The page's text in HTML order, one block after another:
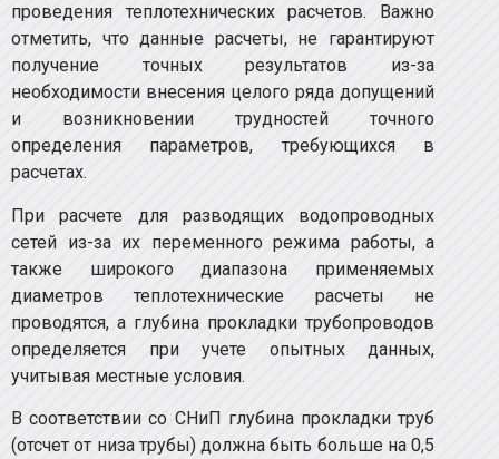
проведения теплотехнических расчетов. Важно
отметить, что данные расчеты, не гарантируют
получение точных результатов из-за
необходимости внесения целого ряда допущений
и возникновении трудностей точного
определения параметров, требующихся в
расчетах.
При расчете для разводящих водопроводных
сетей из-за их переменного режима работы, а
также широкого диапазона применяемых
диаметров теплотехнические расчеты не
проводятся, а глубина прокладки трубопроводов
определяется при учете опытных данных,
учитывая местные условия.
В соответствии со СНиП глубина прокладки труб
(отсчет от низа трубы) должна быть больше на 0,5